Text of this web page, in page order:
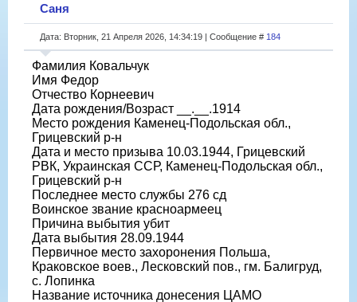
Саня
Дата: Вторник, 21 Апреля 2026, 14:34:19 | Сообщение # 184
Фамилия Ковальчук
Имя Федор
Отчество Корнеевич
Дата рождения/Возраст __.__.1914
Место рождения Каменец-Подольская обл.,
Грицевский р-н
Дата и место призыва 10.03.1944, Грицевский
РВК, Украинская ССР, Каменец-Подольская обл.,
Грицевский р-н
Последнее место службы 276 сд
Воинское звание красноармеец
Причина выбытия убит
Дата выбытия 28.09.1944
Первичное место захоронения Польша,
Краковское воев., Лесковский пов., гм. Балигруд,
с. Лопинка
Название источника донесения ЦАМО